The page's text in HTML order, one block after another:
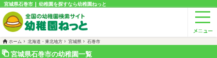
宮城県石巻市 | 幼稚園を探すなら幼稚園ねっと
ホーム 北海道・東北地方 宮城県 石巻市
宮城県石巻市の幼稚園一覧